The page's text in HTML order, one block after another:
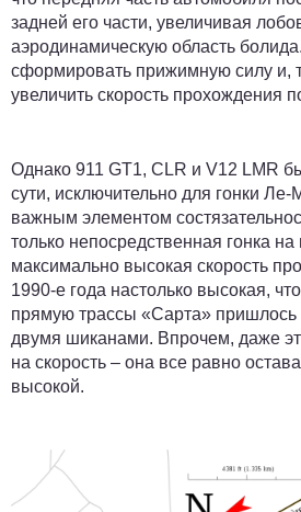
задней его части, увеличивая
аэродинамическую область
сформировать прижимную силу и,
увеличить скорость прохождения
Однако 911 GT1, CLR и V12 LMR
сути, исключительно для гонки Ле-
важным элементом
только непосредственная гонка
максимально высокая скорость
1990-е года настолько высокая,
прямую трассы «Сарта» пришлось
двумя шиканами. Впрочем, даже
на скорость – она все равно
высокой.